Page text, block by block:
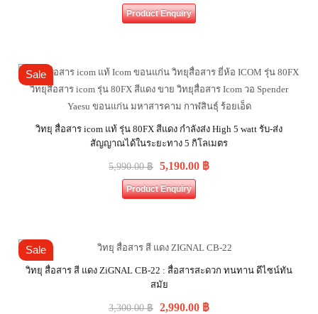
Product Enquiry
Sale
วิทยุ สื่อสาร icom แท้ รุ่น 80FX สีแดง กำลังส่ง High 5 watt รับ-ส่ง
สัญญาณได้ในระยะทาง 5 กิโลเมตร
5,990.00฿ 5,190.00 ฿
Product Enquiry
Sale
วิทยุ สื่อสาร สี แดง ZiGNAL CB-22 : สื่อสารสะดวก ทนทาน ดีไซน์ทัน
สมัย
3,300.00฿ 2,990.00 ฿